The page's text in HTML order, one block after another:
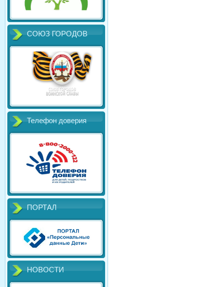
СОЮЗ ГОРОДОВ
Телефон доверия
ПОРТАЛ
НОВОСТИ